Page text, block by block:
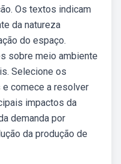
Os textos indicam
da natureza
do espaço.
sobre meio ambiente
Selecione os
comece a resolver
impactos da
demanda por
da produção de